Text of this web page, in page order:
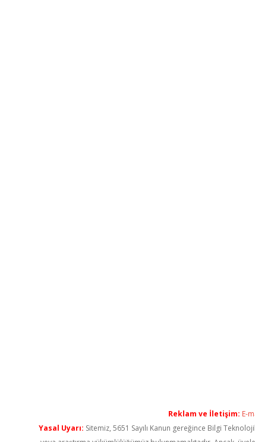
Reklam ve İletişim: E-
Yasal Uyarı: Sitemiz, 5651 Sayılı Kanun gereğince Bilgi